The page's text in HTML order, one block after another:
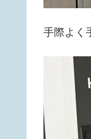
手際よく